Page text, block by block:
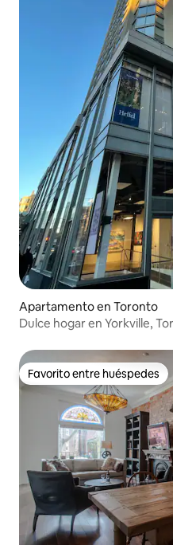
Apartamento en Toronto
Dulce hogar en Yorkville,
Favorito entre huéspedes
Favorito entre huéspedes